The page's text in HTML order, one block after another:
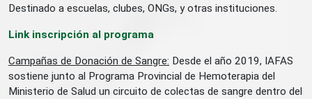
Destinado a escuelas, clubes, ONGs, y otras instituciones.
Link inscripción al programa
Campañas de Donación de Sangre: Desde el año 2019, IAFAS
sostiene junto al Programa Provincial de Hemoterapia del
Ministerio de Salud un circuito de colectas de sangre dentro del